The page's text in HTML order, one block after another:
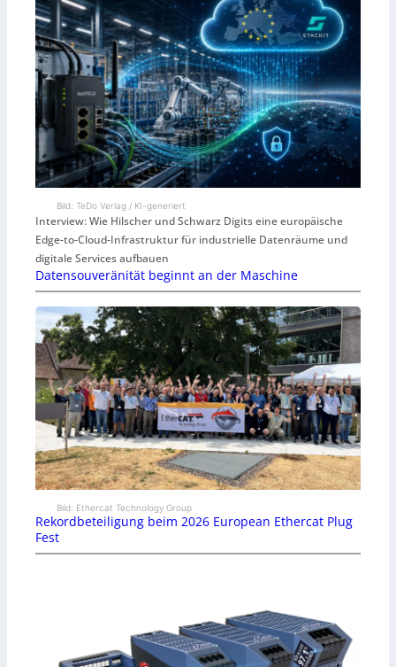
Bild: TeDo Verlag / KI-generiert
Interview: Wie Hilscher und Schwarz Digits eine europäische
Edge-to-Cloud-Infrastruktur für industrielle Datenräume und
digitale Services aufbauen
Datensouveränität beginnt an der Maschine
Bild: Ethercat Technology Group
Rekordbeteiligung beim 2026 European Ethercat Plug
Fest